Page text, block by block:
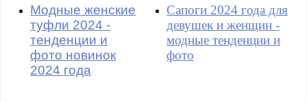
Модные женские
туфли 2024 -
тенденции и
фото новинок
2024 года
Сапоги 2024 года для
девушек и женщин -
модные тенденции и
фото